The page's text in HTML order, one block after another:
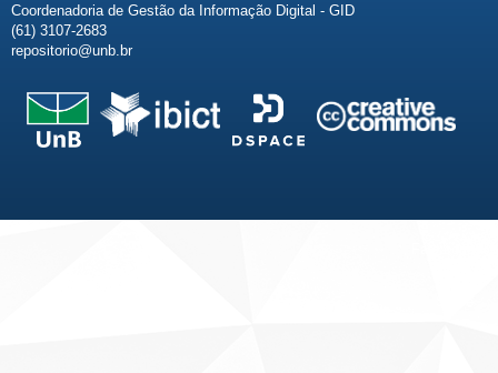
Coordenadoria de Gestão da Informação Digital - GID
(61) 3107-2683
repositorio@unb.br